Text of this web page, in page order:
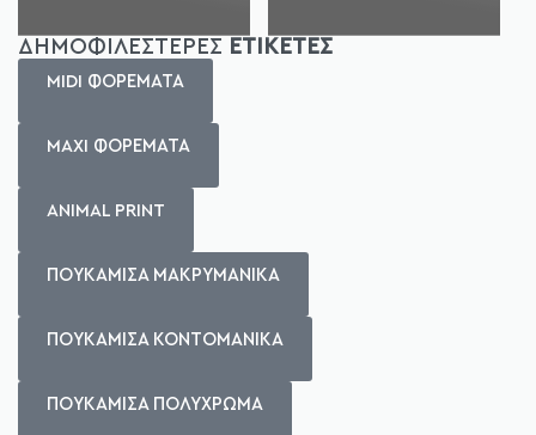
ΔΗΜΟΦΙΛΕΣΤΕΡΕΣ ΕΤΙΚΕΤΕΣ
MIDI ΦΟΡΕΜΑΤΑ
MAXI ΦΟΡΕΜΑΤΑ
ANIMAL PRINT
ΠΟΥΚΑΜΙΣΑ ΜΑΚΡΥΜΑΝΙΚΑ
ΠΟΥΚΑΜΙΣΑ ΚΟΝΤΟΜΑΝΙΚΑ
ΠΟΥΚΑΜΙΣΑ ΠΟΛΥΧΡΩΜΑ